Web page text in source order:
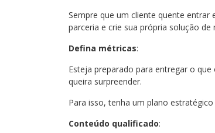
Sempre que um cliente quente
parceria e crie sua própria solução
Defina métricas:
Esteja preparado para entregar o
queira surpreender.
Para isso, tenha um plano
Conteúdo qualificado: